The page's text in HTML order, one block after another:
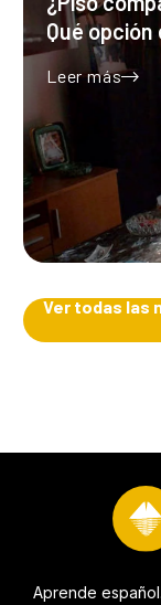
Qué
Leer más
Ver todas las
Aprende